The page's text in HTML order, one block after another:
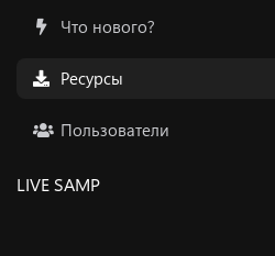
Что нового?
Ресурсы
Пользователи
LIVE SAMP